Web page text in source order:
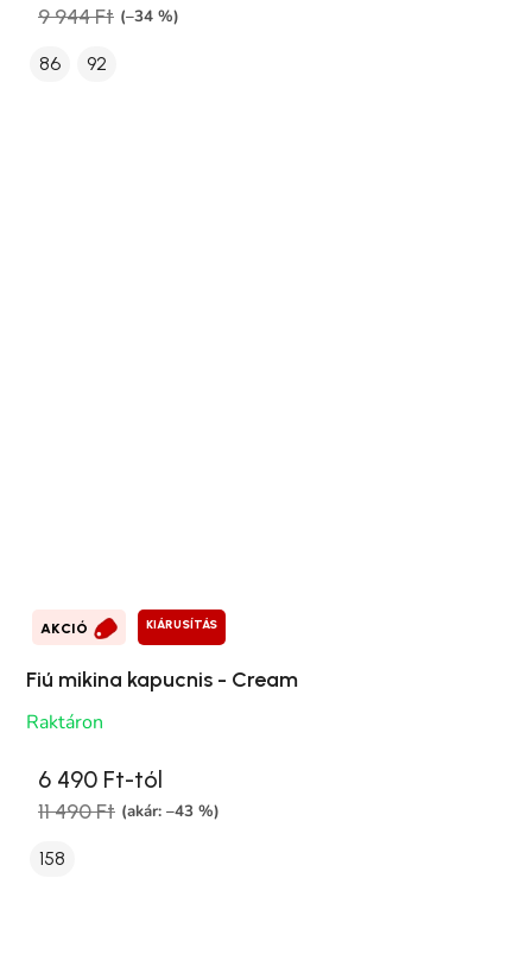
9 944 Ft (–34 %)
86 92
AKCIÓ KIÁRUSÍTÁS
Fiú mikina kapucnis - Cream
Raktáron
6 490 Ft-tól
11 490 Ft (akár: –43 %)
158